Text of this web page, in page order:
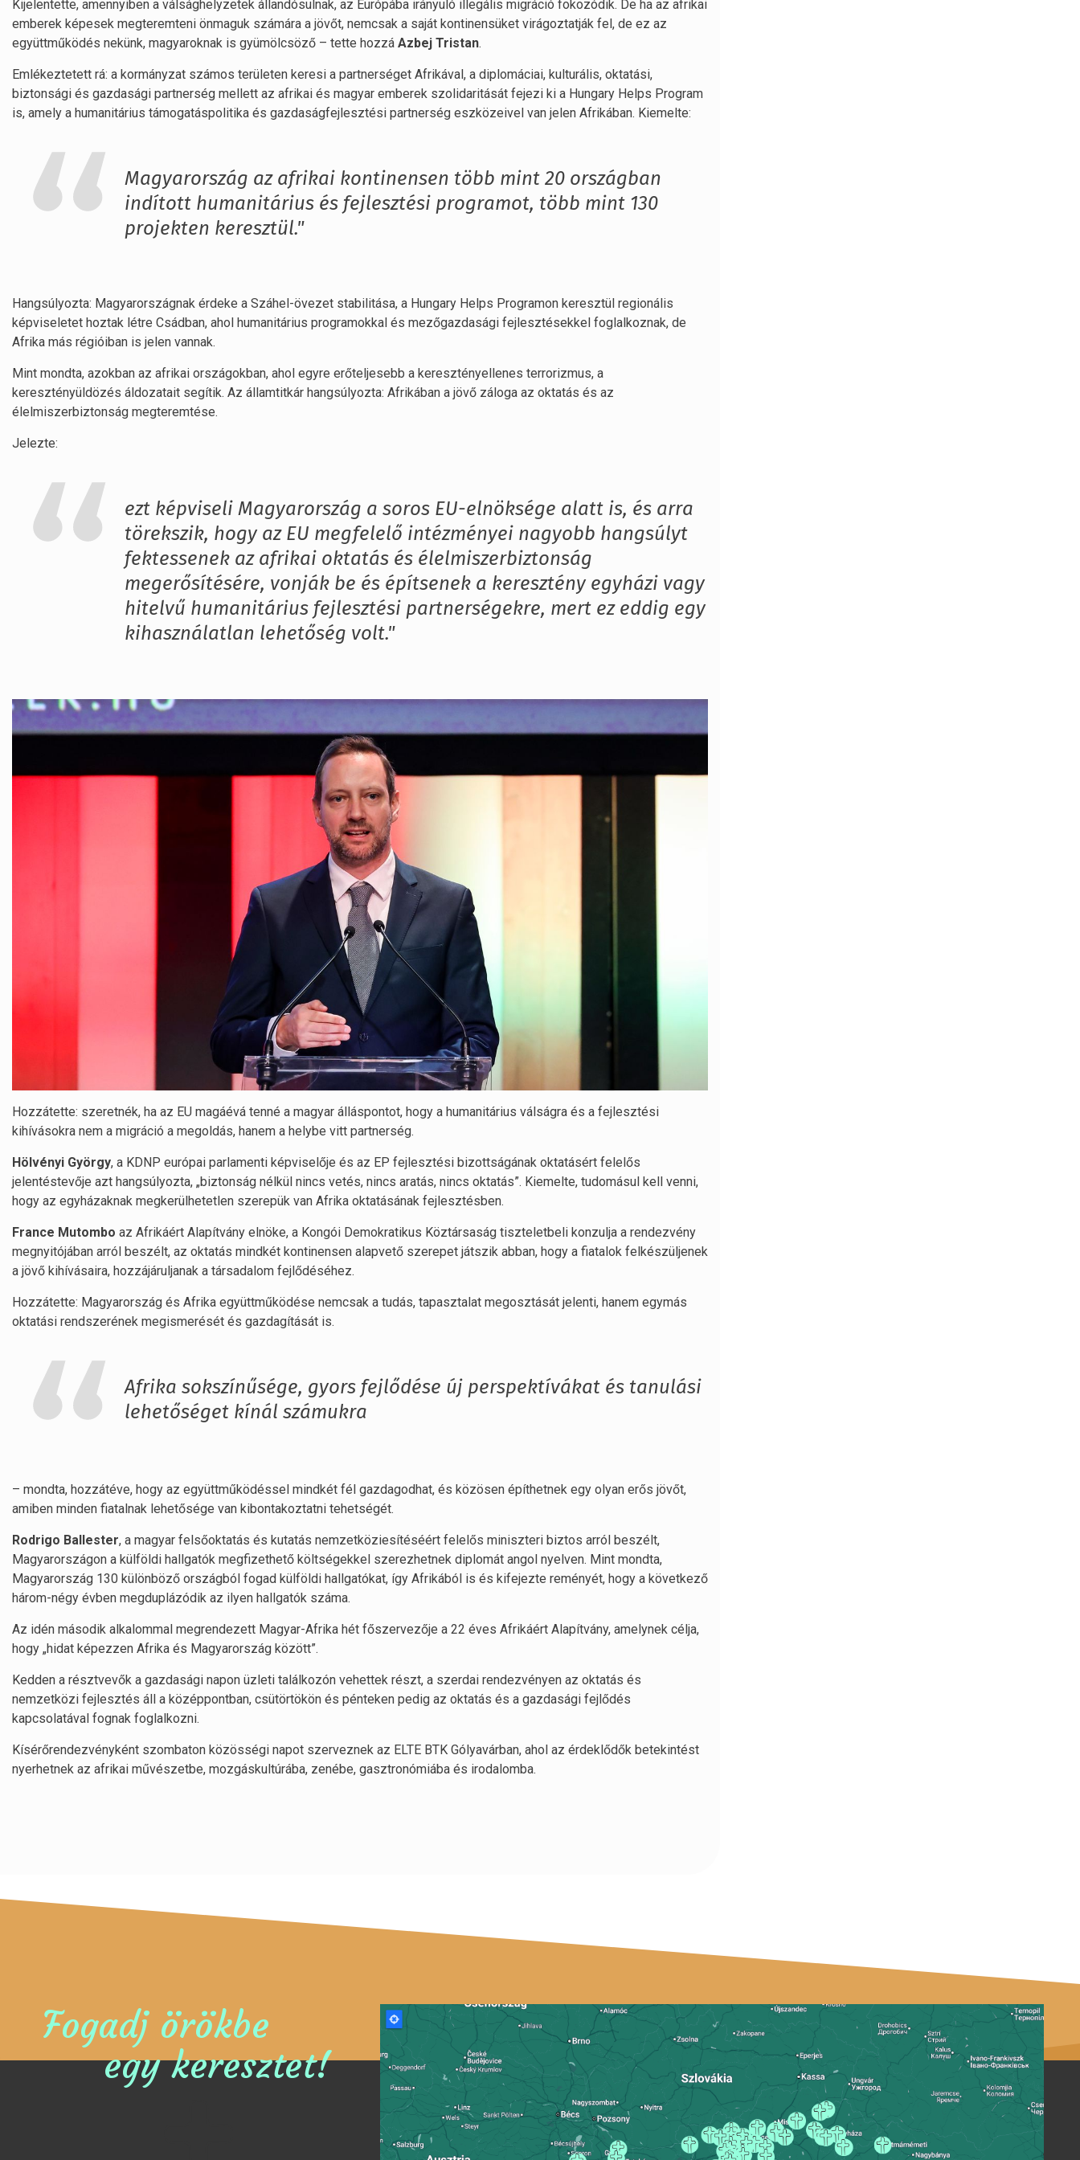
Kijelentette, amennyiben a válsághelyzetek állandósulnak, az Európába irányuló illegális migráció fokozódik. De ha az afrikai
emberek képesek megteremteni önmaguk számára a jövőt, nemcsak a saját kontinensüket virágoztatják fel, de ez az
együttműködés nekünk, magyaroknak is gyümölcsöző – tette hozzá Azbej Tristan.
Emlékeztetett rá: a kormányzat számos területen keresi a partnerséget Afrikával, a diplomáciai, kulturális, oktatási,
biztonsági és gazdasági partnerség mellett az afrikai és magyar emberek szolidaritását fejezi ki a Hungary Helps Program
is, amely a humanitárius támogatáspolitika és gazdaságfejlesztési partnerség eszközeivel van jelen Afrikában. Kiemelte:
Magyarország az afrikai kontinensen több mint 20 országban
indított humanitárius és fejlesztési programot, több mint 130
projekten keresztül."
Hangsúlyozta: Magyarországnak érdeke a Száhel-övezet stabilitása, a Hungary Helps Programon keresztül regionális
képviseletet hoztak létre Csádban, ahol humanitárius programokkal és mezőgazdasági fejlesztésekkel foglalkoznak, de
Afrika más régióiban is jelen vannak.
Mint mondta, azokban az afrikai országokban, ahol egyre erőteljesebb a keresztényellenes terrorizmus, a
keresztényüldözés áldozatait segítik. Az államtitkár hangsúlyozta: Afrikában a jövő záloga az oktatás és az
élelmiszerbiztonság megteremtése.
Jelezte:
ezt képviseli Magyarország a soros EU-elnöksége alatt is, és arra
törekszik, hogy az EU megfelelő intézményei nagyobb hangsúlyt
fektessenek az afrikai oktatás és élelmiszerbiztonság
megerősítésére, vonják be és építsenek a keresztény egyházi vagy
hitelvű humanitárius fejlesztési partnerségekre, mert ez eddig egy
kihasználatlan lehetőség volt."
Hozzátette: szeretnék, ha az EU magáévá tenné a magyar álláspontot, hogy a humanitárius válságra és a fejlesztési
kihívásokra nem a migráció a megoldás, hanem a helybe vitt partnerség.
Hölvényi György, a KDNP európai parlamenti képviselője és az EP fejlesztési bizottságának oktatásért felelős
jelentéstevője azt hangsúlyozta, „biztonság nélkül nincs vetés, nincs aratás, nincs oktatás”. Kiemelte, tudomásul kell venni,
hogy az egyházaknak megkerülhetetlen szerepük van Afrika oktatásának fejlesztésben.
France Mutombo az Afrikáért Alapítvány elnöke, a Kongói Demokratikus Köztársaság tiszteletbeli konzulja a rendezvény
megnyitójában arról beszélt, az oktatás mindkét kontinensen alapvető szerepet játszik abban, hogy a fiatalok felkészüljenek
a jövő kihívásaira, hozzájáruljanak a társadalom fejlődéséhez.
Hozzátette: Magyarország és Afrika együttműködése nemcsak a tudás, tapasztalat megosztását jelenti, hanem egymás
oktatási rendszerének megismerését és gazdagítását is.
Afrika sokszínűsége, gyors fejlődése új perspektívákat és tanulási
lehetőséget kínál számukra
– mondta, hozzátéve, hogy az együttműködéssel mindkét fél gazdagodhat, és közösen építhetnek egy olyan erős jövőt,
amiben minden fiatalnak lehetősége van kibontakoztatni tehetségét.
Rodrigo Ballester, a magyar felsőoktatás és kutatás nemzetköziesítéséért felelős miniszteri biztos arról beszélt,
Magyarországon a külföldi hallgatók megfizethető költségekkel szerezhetnek diplomát angol nyelven. Mint mondta,
Magyarország 130 különböző országból fogad külföldi hallgatókat, így Afrikából is és kifejezte reményét, hogy a következő
három-négy évben megduplázódik az ilyen hallgatók száma.
Az idén második alkalommal megrendezett Magyar-Afrika hét főszervezője a 22 éves Afrikáért Alapítvány, amelynek célja,
hogy „hidat képezzen Afrika és Magyarország között”.
Kedden a résztvevők a gazdasági napon üzleti találkozón vehettek részt, a szerdai rendezvényen az oktatás és
nemzetközi fejlesztés áll a középpontban, csütörtökön és pénteken pedig az oktatás és a gazdasági fejlődés
kapcsolatával fognak foglalkozni.
Kísérőrendezvényként szombaton közösségi napot szerveznek az ELTE BTK Gólyavárban, ahol az érdeklődők betekintést
nyerhetnek az afrikai művészetbe, mozgáskultúrába, zenébe, gasztronómiába és irodalomba.
Fogadj örökbe
egy keresztet!